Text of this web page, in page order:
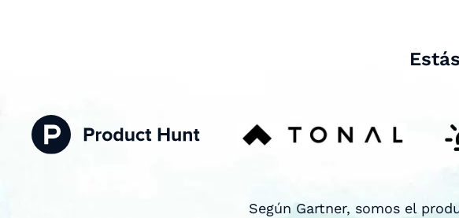
Según Gartner, somos el